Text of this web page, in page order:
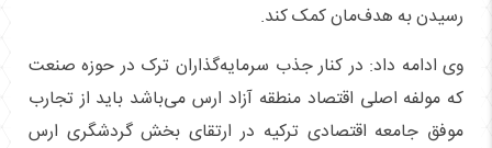
رسیدن به هدف‌مان کمک کند.
وی ادامه داد: در کنار جذب سرمایه‌گذاران ترک در حوزه صنعت
که مولفه اصلی اقتصاد منطقه آزاد ارس می‌باشد باید از تجارب
موفق جامعه اقتصادی ترکیه در ارتقای بخش گردشگری ارس